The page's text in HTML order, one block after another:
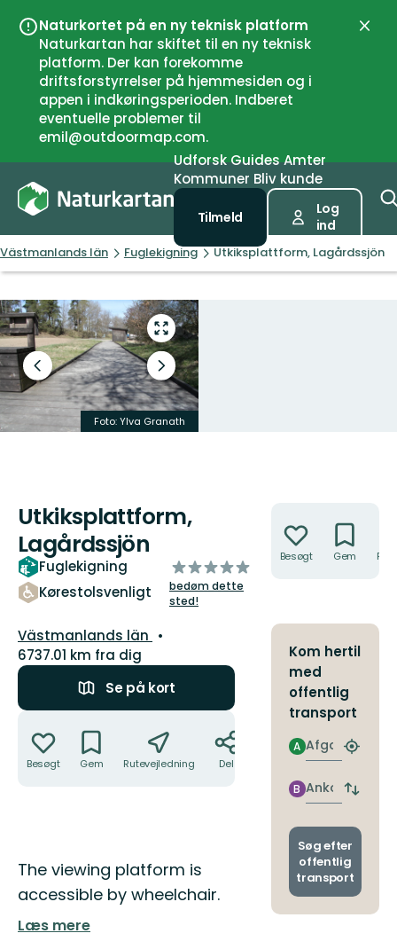
Naturkortet på en ny teknisk platform
Naturkartan har skiftet til en ny teknisk
platform. Der kan forekomme
driftsforstyrrelser på hjemmesiden og i
appen i indkøringsperioden. Indberet
eventuelle problemer til
emil@outdoormap.com.
Luk
UdforskGuidesAmter
Kommuner Bliv kunde
Tilmeld
Log
ind
Västmanlands län Fuglekigning Utkiksplattform, Lagårdssjön
Gå
til
fuld
skærm
Forrige
slide
Næste
slide
Foto: Ylva Granath
Utkiksplattform,
Lagårdssjön
Fuglekigning
Kørestolsvenligt
ud
af
5
bedøm dette
sted!
Amt:
Västmanlands län
6737.01 km fra dig
Se på kort
Besøgt Gem Rutevejledning Del
Beskrivelse
The viewing platform is
accessible by wheelchair.
Læs mere
Besøgt Gem
Kom hertil
med
offentlig
transport
Afgang
A
Find
Ankomst
B
Skift
og
Søg efter
offentlig
transport